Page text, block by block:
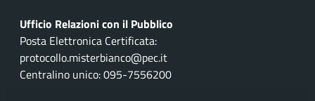
Ufficio Relazioni con il Pubblico
Posta Elettronica Certificata:
protocollo.misterbianco@pec.it
Centralino unico: 095-7556200